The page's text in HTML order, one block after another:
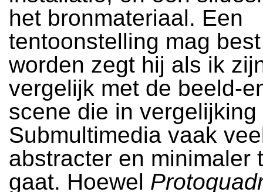
het bronmateriaal. Een
tentoonstelling mag
worden zegt hij als ik
vergelijk met de beeld-
scene die in vergelijking
Submultimedia vaak
abstracter en minimaler
gaat. Hoewel